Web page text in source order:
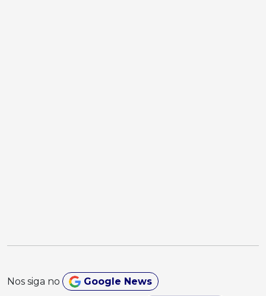
Nos siga no Google News